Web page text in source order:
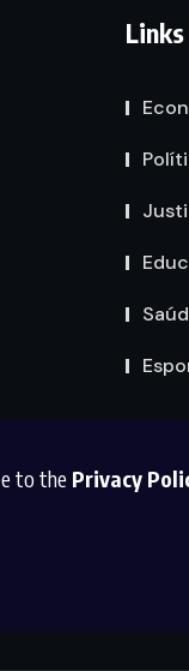
to the Privacy
Links